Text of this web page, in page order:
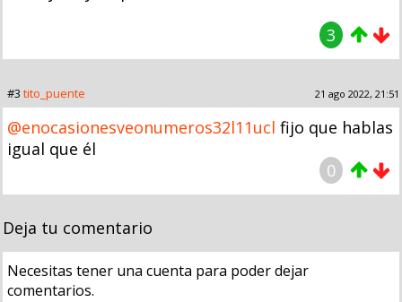
3
#3 tito_puente 21 ago 2022, 21:51
@enocasionesveonumeros32l11ucl fijo que hablas
igual que él
0
Deja tu comentario
Necesitas tener una cuenta para poder dejar
comentarios.